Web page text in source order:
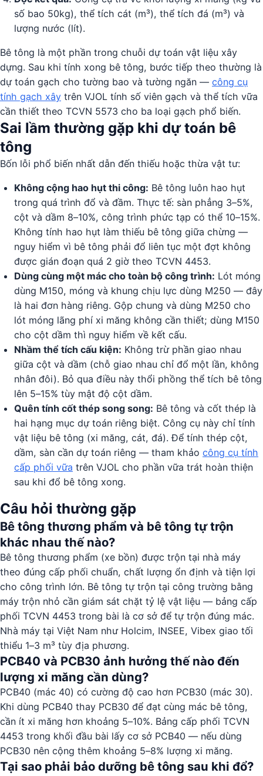
số bao 50kg), thể tích cát (m³), thể tích đá (m³) và
lượng nước (lít).
Bê tông là một phần trong chuỗi dự toán vật liệu xây
dựng. Sau khi tính xong bê tông, bước tiếp theo thường là
dự toán gạch cho tường bao và tường ngăn — công cụ
tính gạch xây trên VJOL tính số viên gạch và thể tích vữa
cần thiết theo TCVN 5573 cho ba loại gạch phổ biến.
Sai lầm thường gặp khi dự toán bê
tông
Bốn lỗi phổ biến nhất dẫn đến thiếu hoặc thừa vật tư:
Không cộng hao hụt thi công: Bê tông luôn hao hụt
trong quá trình đổ và đầm. Thực tế: sàn phẳng 3–5%,
cột và dầm 8–10%, công trình phức tạp có thể 10–15%.
Không tính hao hụt làm thiếu bê tông giữa chừng —
nguy hiểm vì bê tông phải đổ liên tục một đợt không
được gián đoạn quá 2 giờ theo TCVN 4453.
Dùng cùng một mác cho toàn bộ công trình: Lót móng
dùng M150, móng và khung chịu lực dùng M250 — đây
là hai đơn hàng riêng. Gộp chung và dùng M250 cho
lót móng lãng phí xi măng không cần thiết; dùng M150
cho cột dầm thì nguy hiểm về kết cấu.
Nhầm thể tích cấu kiện: Không trừ phần giao nhau
giữa cột và dầm (chỗ giao nhau chỉ đổ một lần, không
nhân đôi). Bỏ qua điều này thổi phồng thể tích bê tông
lên 5–15% tùy mật độ cột dầm.
Quên tính cốt thép song song: Bê tông và cốt thép là
hai hạng mục dự toán riêng biệt. Công cụ này chỉ tính
vật liệu bê tông (xi măng, cát, đá). Để tính thép cột,
dầm, sàn cần dự toán riêng — tham khảo công cụ tính
cấp phối vữa trên VJOL cho phần vữa trát hoàn thiện
sau khi đổ bê tông xong.
Câu hỏi thường gặp
Bê tông thương phẩm và bê tông tự trộn
khác nhau thế nào?
Bê tông thương phẩm (xe bồn) được trộn tại nhà máy
theo đúng cấp phối chuẩn, chất lượng ổn định và tiện lợi
cho công trình lớn. Bê tông tự trộn tại công trường bằng
máy trộn nhỏ cần giám sát chặt tỷ lệ vật liệu — bảng cấp
phối TCVN 4453 trong bài là cơ sở để tự trộn đúng mác.
Nhà máy tại Việt Nam như Holcim, INSEE, Vibex giao tối
thiểu 1–3 m³ tùy địa phương.
PCB40 và PCB30 ảnh hưởng thế nào đến
lượng xi măng cần dùng?
PCB40 (mác 40) có cường độ cao hơn PCB30 (mác 30).
Khi dùng PCB40 thay PCB30 để đạt cùng mác bê tông,
cần ít xi măng hơn khoảng 5–10%. Bảng cấp phối TCVN
4453 trong khối đầu bài lấy cơ sở PCB40 — nếu dùng
PCB30 nên cộng thêm khoảng 5–8% lượng xi măng.
Tại sao phải bảo dưỡng bê tông sau khi đổ?